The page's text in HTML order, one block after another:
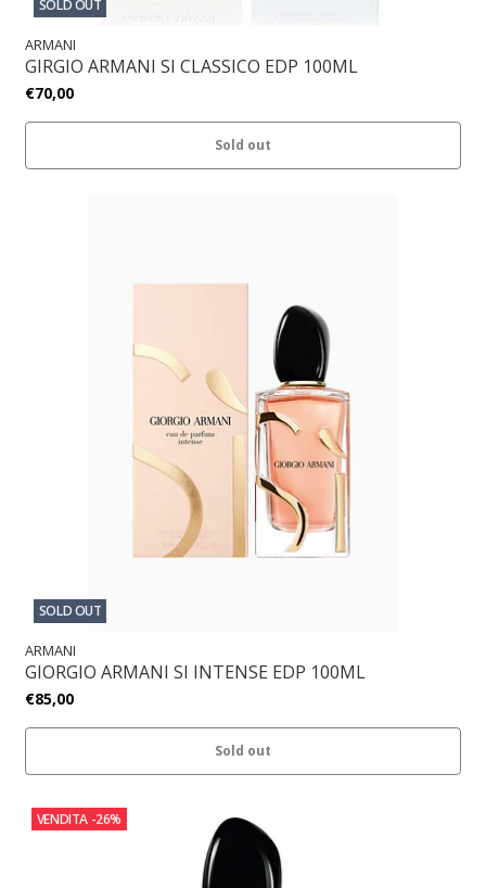
SOLD OUT
ARMANI
GIRGIO ARMANI SI CLASSICO EDP 100ML
€70,00
Sold out
SOLD OUT
ARMANI
GIORGIO ARMANI SI INTENSE EDP 100ML
€85,00
Sold out
VENDITA -26%